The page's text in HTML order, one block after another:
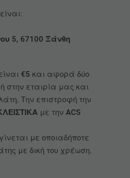
5, 67100 Ξάνθη
€5 και αφορά δύο
στην εταιρία μας και
Την επιστροφή την
με την ACS
με οποιαδήποτε
με δική του χρέωση.